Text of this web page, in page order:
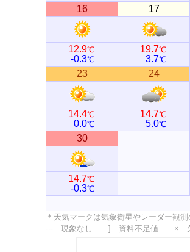
16 17
12.9℃
-0.3℃
19.7℃
3.7℃
23 24
14.4℃
0.0℃
14.7℃
5.0℃
30
14.7℃
-0.3℃
＊天気マークは気象衛星やレーダー観
---…現象なし ]…資料不足値 ×…